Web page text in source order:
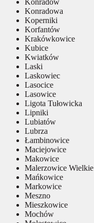
Konradowa
Koperniki
Korfantów
Krakówkowice
Kubice
Kwiatków
Laski
Laskowiec
Lasocice
Lasowice
Ligota Tułowicka
Lipniki
Lubiatów
Lubrza
Łambinowice
Maciejowice
Makowice
Malerzowice Wielkie
Mańkowice
Markowice
Meszno
Mieszkowice
Mochów